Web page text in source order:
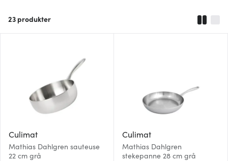
23 produkter
Culimat
Mathias Dahlgren sauteuse
22 cm grå
Culimat
Mathias Dahlgren
stekepanne 28 cm grå